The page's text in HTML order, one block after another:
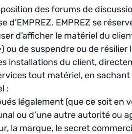
des forums de
d’EMPREZ. EMPREZ se
d’afficher le matériel du
ou de suspendre ou de
installations du client,
tout matériel, en
:
légalement (que ce soit en
ou d’une autre autorité ou
la marque, le secret